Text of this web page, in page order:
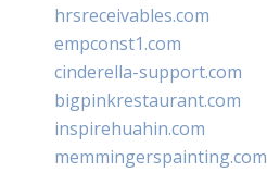
hrsreceivables.com
empconst1.com
cinderella-support.com
bigpinkrestaurant.com
inspirehuahin.com
memmingerspainting.com